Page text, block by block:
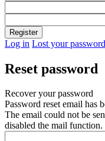
Log in Lost your
Reset password
Recover your password
Password reset email has
The email could not be
disabled the mail function.